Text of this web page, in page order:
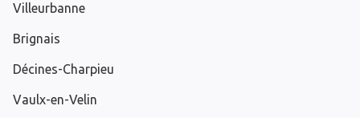
Villeurbanne
Brignais
Décines-Charpieu
Vaulx-en-Velin